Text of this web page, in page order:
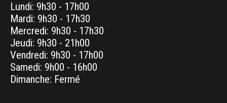
Lundi: 9h30 - 17h00
Mardi: 9h30 - 17h30
Mercredi: 9h30 - 17h30
Jeudi: 9h30 - 21h00
Vendredi: 9h30 - 17h00
Samedi: 9h00 - 16h00
Dimanche: Fermé